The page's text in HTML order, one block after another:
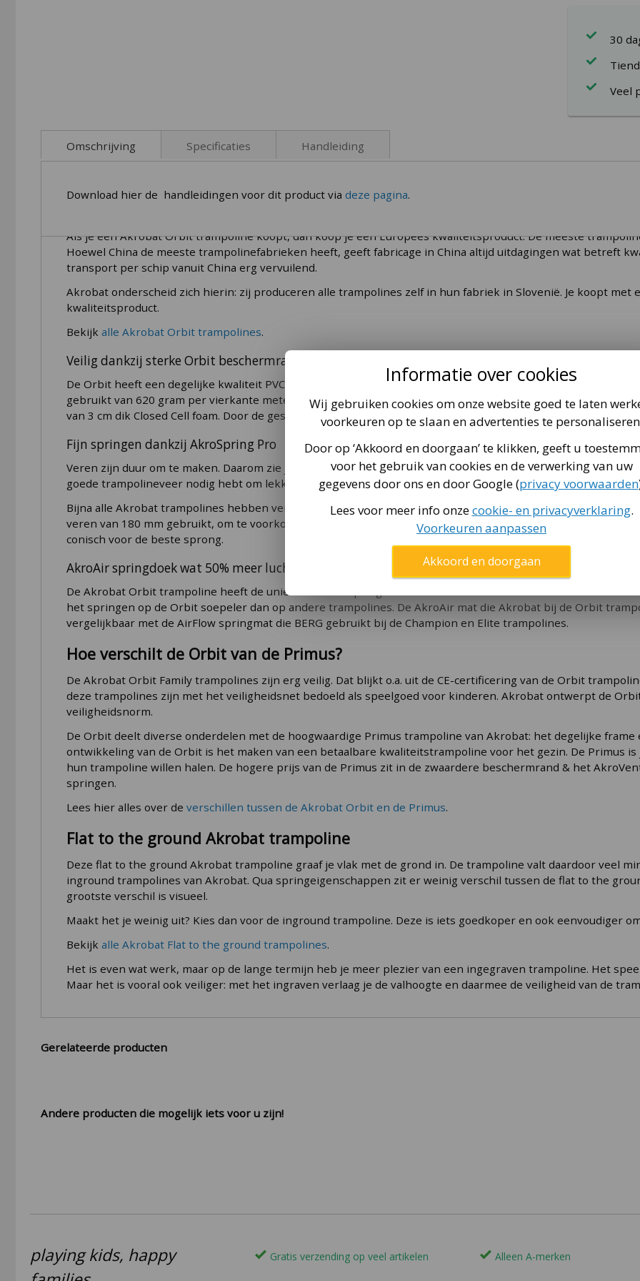
30
Veel
Omschrijving
Als je een Akrobat Orbit trampoline koopt, dan koop je een Europees kwaliteitsproduct. De meeste
Hoewel China de meeste trampolinefabrieken heeft, geeft fabricage in China altijd uitdagingen wat betreft
transport per schip vanuit China erg vervuilend.
Akrobat onderscheid zich hierin: zij produceren alle trampolines zelf in hun fabriek in Slovenië. Je koopt
kwaliteitsproduct.
Bekijk alle Akrobat Orbit trampolines.
Veilig dankzij sterke Orbit beschermrand
De Orbit heeft een degelijke kwaliteit PVC beschermrand met een omhulsel van kwalitatief sterk PVC.
gebruikt van 620 gram per vierkante meter, ben je verzekert van een levensduur van minimaal zo’n 6 jaar.
van 3 cm dik Closed Cell foam. Door de gesloten luchtbellen in dit foam, blijft de beschermrand lang zijn
Fijn springen dankzij AkroSpring Pro
Veren zijn duur om te maken. Daarom zie je wel eens bezuinigingen op dit punt om de prijs te drukken.
goede trampolineveer nodig hebt om lekker te kunnen springen. Immers: De veer bepaalt als enige
Bijna alle Akrobat trampolines hebben veren van 215 mm lang. Alleen bij sommige Akrobat trampolines van
veren van 180 mm gebruikt, om te voorkomen dat het springdoek te ver inzakt bij deze kleinere
conisch voor de beste sprong.
AkroAir springdoek wat 50% meer lucht doorlaat
De Akrobat Orbit trampoline heeft de unieke AkroAir springmat. Deze mat is 50% meer luchtdoorlatend dan
het springen op de Orbit soepeler dan op andere trampolines. De AkroAir mat die Akrobat bij de Orbit
vergelijkbaar met de AirFlow springmat die BERG gebruikt bij de Champion en Elite trampolines.
Hoe verschilt de Orbit van de Primus?
De Akrobat Orbit Family trampolines zijn erg veilig. Dat blijkt o.a. uit de CE-certificering van de Orbit
deze trampolines zijn met het veiligheidsnet bedoeld als speelgoed voor kinderen. Akrobat ontwerpt de
veiligheidsnorm.
De Orbit deelt diverse onderdelen met de hoogwaardige Primus trampoline van Akrobat: het degelijke
ontwikkeling van de Orbit is het maken van een betaalbare kwaliteitstrampoline voor het gezin. De Primus
hun trampoline willen halen. De hogere prijs van de Primus zit in de zwaardere beschermrand & het
springen.
Lees hier alles over de verschillen tussen de Akrobat Orbit en de Primus.
Flat to the ground Akrobat trampoline
Deze flat to the ground Akrobat trampoline graaf je vlak met de grond in. De trampoline valt daardoor veel
inground trampolines van Akrobat. Qua springeigenschappen zit er weinig verschil tussen de flat to the
grootste verschil is visueel.
Maakt het je weinig uit? Kies dan voor de inground trampoline. Deze is iets goedkoper en ook eenvoudiger
Bekijk alle Akrobat Flat to the ground trampolines.
Het is even wat werk, maar op de lange termijn heb je meer plezier van een ingegraven trampoline. Het
Maar het is vooral ook veiliger: met het ingraven verlaag je de valhoogte en daarmee de veiligheid van de
Specificaties Handleiding
Download hier de handleidingen voor dit product via deze pagina.
Gerelateerde producten
Andere producten die mogelijk iets voor u zijn!
playing kids, happy
Gratis verzending op veel artikelen Alleen A-merken
Informatie over cookies
Wij gebruiken cookies om onze website goed te laten
voorkeuren op te slaan en advertenties te
Door op ‘Akkoord en doorgaan’ te klikken, geeft u
voor het gebruik van cookies en de verwerking van uw
gegevens door ons en door Google (privacy voorwaarden
Lees voor meer info onzecookie- en privacyverklaring.
Voorkeuren aanpassen
Akkoord en doorgaan